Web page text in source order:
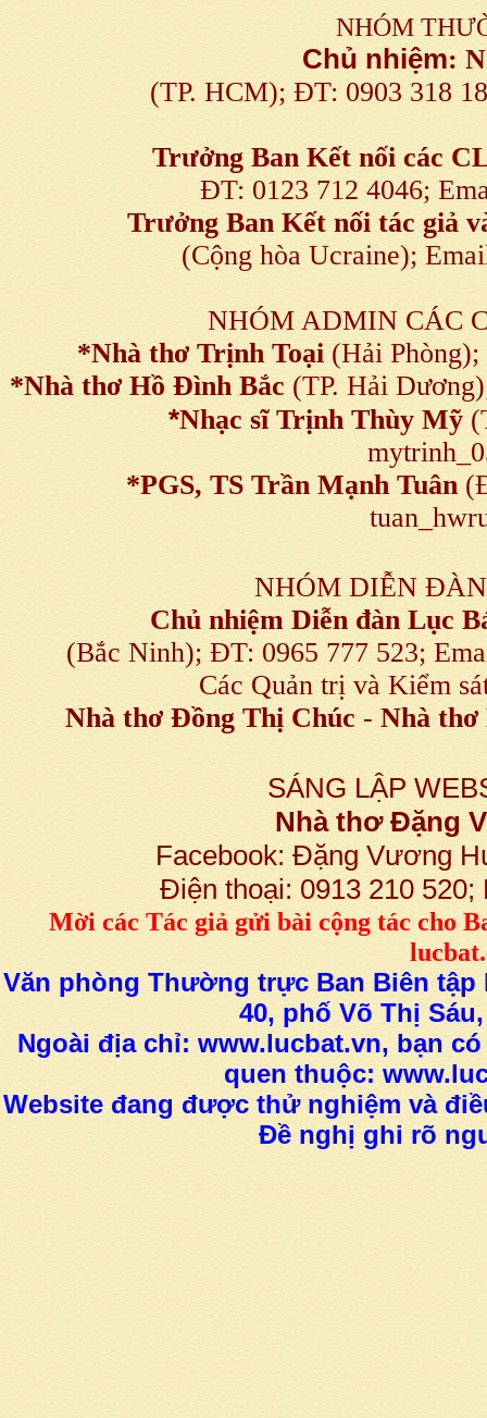
NHÓM
Chủ nhiệm:
(TP. HCM); ĐT: 0903 318
Trưởng Ban Kết nối các
ĐT: 0123 712 4046;
Trưởng Ban Kết nối tác giả
(Cộng hòa Ucraine);
NHÓM ADMIN CÁC
*Nhà thơ Trịnh Toại (Hải
*Nhà thơ Hồ Đình Bắc (TP. Hải
*Nhạc sĩ Trịnh Thùy Mỹ
*PGS, TS Trần Mạnh Tuân
NHÓM DIỄN
Chủ nhiệm Diễn đàn Lục
(Bắc Ninh); ĐT: 0965 777 523;
Các Quản trị và Kiểm
Nhà thơ Đồng Thị Chúc - Nhà thơ
SÁNG LẬP
Nhà thơ Đặng
Facebook: Đặng Vương
Điện thoại: 0913 210
Mời các Tác giả gửi bàicộng tác cho
Văn phòng Thường trực Ban Biên tập
40, phố Võ Thị
Ngoài địa chỉ: www.lucbat.vn, bạn
quen thuộc:
Website đang được thử nghiệm và
Đề nghị ghi rõ